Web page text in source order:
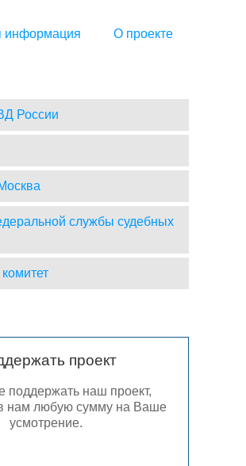
информация О проекте
России
службы судебных
проект
поддержать наш проект,
нам любую сумму на Ваше
усмотрение.